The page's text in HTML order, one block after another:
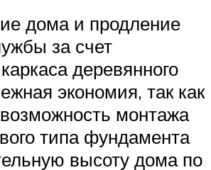
дома и продление
за счет
деревянного
экономия, так как
монтажа
типа фундамента
высоту дома по